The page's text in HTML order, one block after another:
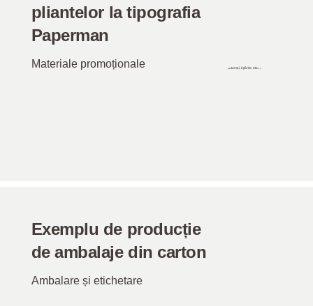
pliantelor la tipografia
Paperman
Materiale promoționale
Exemplu de producție
de ambalaje din carton
Ambalare și etichetare